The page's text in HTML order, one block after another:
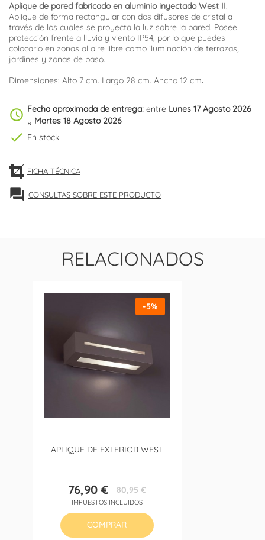
Aplique de pared fabricado en aluminio inyectado West II.
Aplique de forma rectangular con dos difusores de cristal a
través de los cuales se proyecta la luz sobre la pared. Posee
protección frente a lluvia y viento IP54, por lo que puedes
colocarlo en zonas al aire libre como iluminación de terrazas,
jardines y zonas de paso.
Dimensiones: Alto 7 cm. Largo 28 cm. Ancho 12 cm.
schedule Fecha aproximada de entrega: entre Lunes 17 Agosto 2026
y Martes 18 Agosto 2026
check En stock
FICHA TÉCNICA
forum CONSULTAS SOBRE ESTE PRODUCTO
RELACIONADOS
APLIQUE DE EXTERIOR WEST
Precio
76,90 €Precio
base
80,95 €
IMPUESTOS INCLUIDOS
-5%
COMPRAR